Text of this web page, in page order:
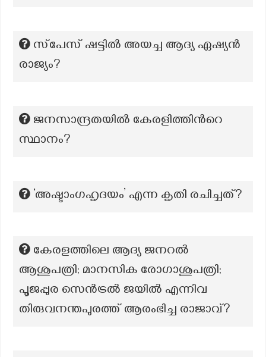
സ്‌പേസ് ഷട്ടിൽ അയച്ച ആദ്യ ഏഷ്യൻ
രാജ്യം?
ജനസാന്ദ്രതയിൽ കേരളിത്തിന്‍റെ
സ്ഥാനം?
‘അഷ്ടാംഗഹൃദയം’ എന്ന കൃതി രചിച്ചത്?
കേരളത്തിലെ ആദ്യ ജനറൽ
ആശുപത്രി; മാനസിക രോഗാശുപത്രി;
പൂജപ്പുര സെൻട്രൽ ജയിൽ എന്നിവ
തിരുവനന്തപുരത്ത് ആരംഭിച്ച രാജാവ്?